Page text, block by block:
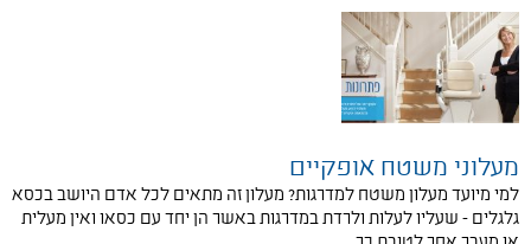
מעלוני משטח אופקיים
למי מיועד מעלון משטח למדרגות? מעלון זה מתאים לכל אדם היושב בכסא
גלגלים - שעליו לעלות ולרדת במדרגות באשר הן יחד עם כסאו ואין מעלית